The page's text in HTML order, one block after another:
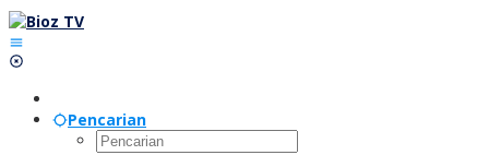
Lewati
ke
konten
Pencarian